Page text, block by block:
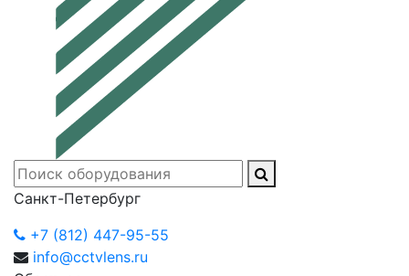
Санкт-Петербург
+7 (812) 447-95-55
info@cctvlens.ru